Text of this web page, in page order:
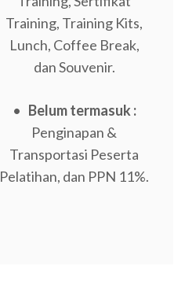
Training, Training Kits,
Lunch, Coffee Break,
dan Souvenir.
• Belum termasuk :
Penginapan &
Transportasi Peserta
Pelatihan, dan PPN 11%.